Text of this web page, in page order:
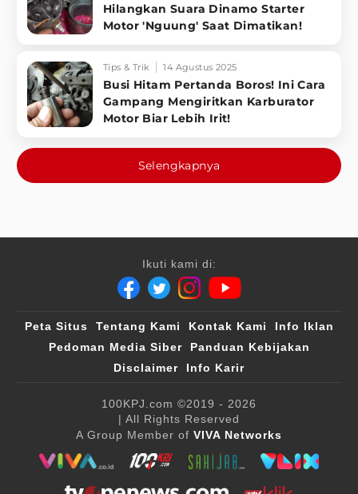
Hilangkan Suara Dinamo Starter
Motor 'Nguung' Saat Dimatikan!
Tips & Trik 14 Agustus 2025
Busi Hitam Pertanda Boros! Ini Cara
Gampang Mengiritkan Karburator
Motor Biar Lebih Irit!
Selengkapnya
Ikuti kami di:
Peta Situs Tentang Kami Kontak Kami
Info Iklan
Pedoman Media Siber
Panduan Kebijakan
Disclaimer
Info Karir
100KPJ.com ©2019 - 2026
| All Rights Reserved
A Group Member of VIVA Networks